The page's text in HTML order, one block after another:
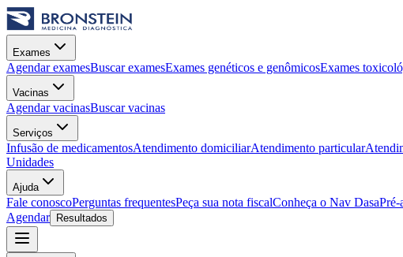
Exames
Agendar examesBuscar examesExames genéticos e genômicosExames
Vacinas
Agendar vacinasBuscar vacinas
Serviços
Infusão de medicamentosAtendimento domiciliarAtendimento particular
Unidades
Ajuda
Fale conoscoPerguntas frequentesPeça sua nota fiscalConheça o Nav DasaPré-
Agendar
Resultados